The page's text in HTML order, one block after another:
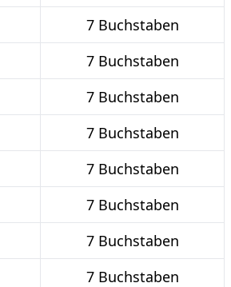
7 Buchstaben
7 Buchstaben
7 Buchstaben
7 Buchstaben
7 Buchstaben
7 Buchstaben
7 Buchstaben
7 Buchstaben